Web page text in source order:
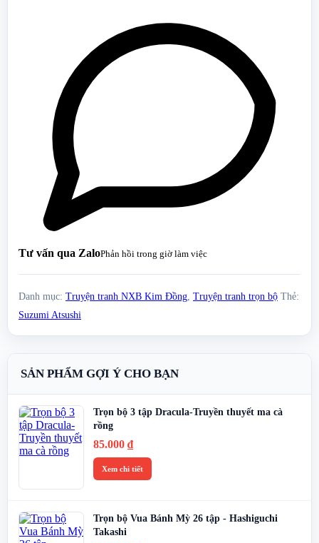
Tư vấn qua ZaloPhản hồi trong giờ làm việc
Danh mục: Truyện tranh NXB Kim Đồng Truyện tranh trọn bộ Thẻ:
Suzumi Atsushi
SẢN PHẨM GỢI Ý CHO BẠN
Trọn bộ 3 tập Dracula-Truyền thuyết ma cà
rồng
85.000 ₫
Xem chi tiết
Trọn bộ Vua Bánh Mỳ 26 tập - Hashiguchi
Takashi